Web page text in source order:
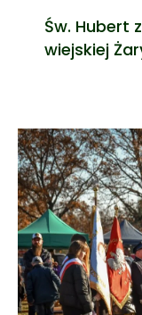
Św. Hubert
wiejskiej